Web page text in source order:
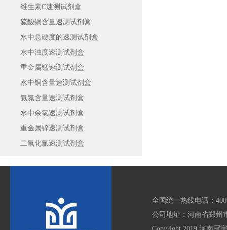
维生素C速测试剂盒
硫酸铜含量速测试剂盒
水中总硬度的速测试剂盒
水中浊度速测试剂盒
重金属锰速测试剂盒
水中铜含量速测试剂盒
氨氮含量速测试剂盒
水中余氯速测试剂盒
重金属锌速测试剂盒
二氧化氯速测试剂盒
全国统一热线电话：
公司地址：河南省郑州